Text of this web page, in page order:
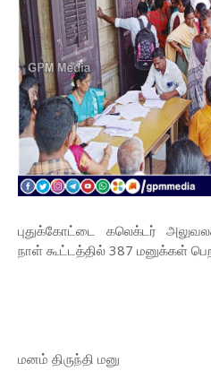
புதுக்கோட்டை கலெக்டர்
நாள் கூட்டத்தில் 387 மனுக்கள்
மனம் திருந்தி மனு